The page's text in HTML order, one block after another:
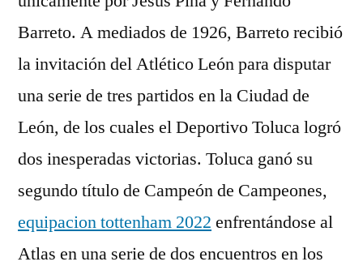
Barreto. A mediados de 1926, Barreto recibió
la invitación del Atlético León para disputar
una serie de tres partidos en la Ciudad de
León, de los cuales el Deportivo Toluca logró
dos inesperadas victorias. Toluca ganó su
segundo título de Campeón de Campeones,
equipacion tottenham 2022 enfrentándose al
Atlas en una serie de dos encuentros en los